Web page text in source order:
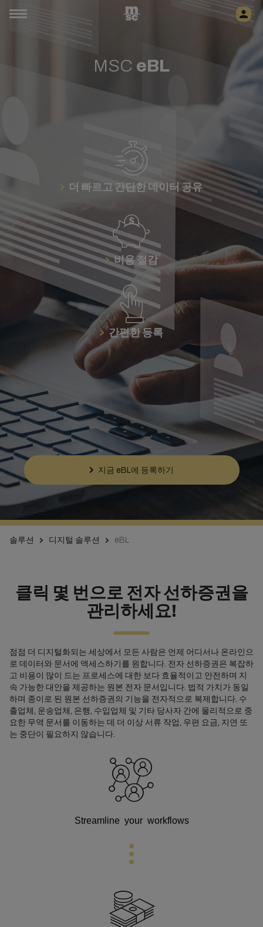
MSC eBL
더 빠르고 간단한 데이터 공유
비용 절감
간편한 등록
지금 eBL에 등록하기
솔루션 디지털 솔루션 eBL
클릭 몇 번으로 전자 선하증권을
관리하세요!
점점 더 디지털화되는 세상에서 모든 사람은 언제 어디서나 온라인으
로 데이터와 문서에 액세스하기를 원합니다. 전자 선하증권은 복잡하
고 비용이 많이 드는 프로세스에 대한 보다 효율적이고 안전하며 지
속 가능한 대안을 제공하는 원본 전자 문서입니다. 법적 가치가 동일
하며 종이로 된 원본 선하증권의 기능을 전자적으로 복제합니다. 수
출업체, 운송업체, 은행, 수입업체 및 기타 당사자 간에 물리적으로 중
요한 무역 문서를 이동하는 데 더 이상 서류 작업, 우편 요금, 지연 또
는 중단이 필요하지 않습니다.
Streamline your workflows